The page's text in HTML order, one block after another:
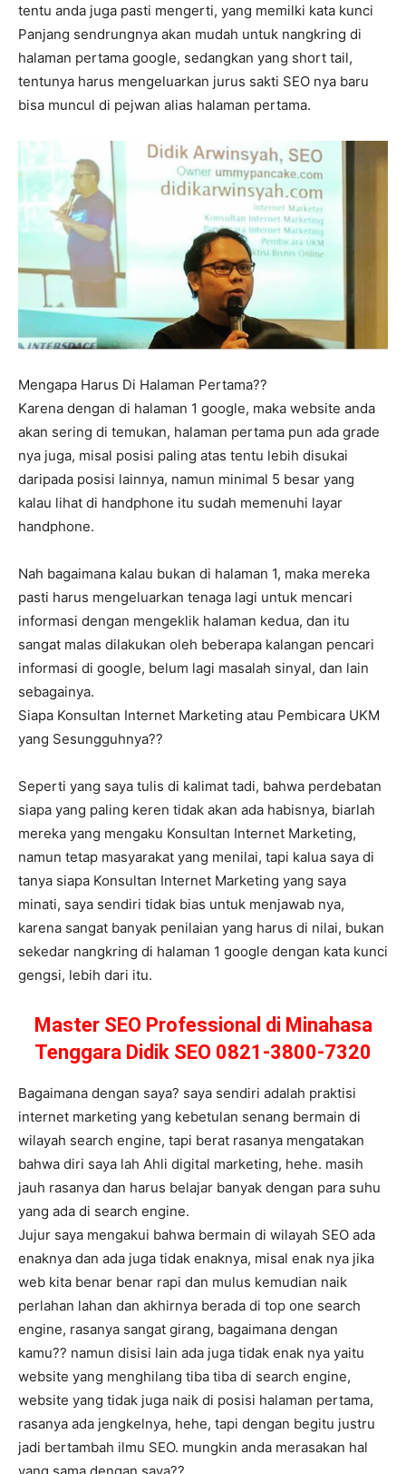
tentu anda juga pasti mengerti, yang memilki kata kunci
Panjang sendrungnya akan mudah untuk nangkring di
halaman pertama google, sedangkan yang short tail,
tentunya harus mengeluarkan jurus sakti SEO nya baru
bisa muncul di pejwan alias halaman pertama.
Mengapa Harus Di Halaman Pertama??
Karena dengan di halaman 1 google, maka website anda
akan sering di temukan, halaman pertama pun ada grade
nya juga, misal posisi paling atas tentu lebih disukai
daripada posisi lainnya, namun minimal 5 besar yang
kalau lihat di handphone itu sudah memenuhi layar
handphone.
Nah bagaimana kalau bukan di halaman 1, maka mereka
pasti harus mengeluarkan tenaga lagi untuk mencari
informasi dengan mengeklik halaman kedua, dan itu
sangat malas dilakukan oleh beberapa kalangan pencari
informasi di google, belum lagi masalah sinyal, dan lain
sebagainya.
Siapa Konsultan Internet Marketing atau Pembicara UKM
yang Sesungguhnya??
Seperti yang saya tulis di kalimat tadi, bahwa perdebatan
siapa yang paling keren tidak akan ada habisnya, biarlah
mereka yang mengaku Konsultan Internet Marketing,
namun tetap masyarakat yang menilai, tapi kalua saya di
tanya siapa Konsultan Internet Marketing yang saya
minati, saya sendiri tidak bias untuk menjawab nya,
karena sangat banyak penilaian yang harus di nilai, bukan
sekedar nangkring di halaman 1 google dengan kata kunci
gengsi, lebih dari itu.
Master SEO Professional di Minahasa
Tenggara Didik SEO 0821-3800-7320
Bagaimana dengan saya? saya sendiri adalah praktisi
internet marketing yang kebetulan senang bermain di
wilayah search engine, tapi berat rasanya mengatakan
bahwa diri saya lah Ahli digital marketing, hehe. masih
jauh rasanya dan harus belajar banyak dengan para suhu
yang ada di search engine.
Jujur saya mengakui bahwa bermain di wilayah SEO ada
enaknya dan ada juga tidak enaknya, misal enak nya jika
web kita benar benar rapi dan mulus kemudian naik
perlahan lahan dan akhirnya berada di top one search
engine, rasanya sangat girang, bagaimana dengan
kamu?? namun disisi lain ada juga tidak enak nya yaitu
website yang menghilang tiba tiba di search engine,
website yang tidak juga naik di posisi halaman pertama,
rasanya ada jengkelnya, hehe, tapi dengan begitu justru
jadi bertambah ilmu SEO. mungkin anda merasakan hal